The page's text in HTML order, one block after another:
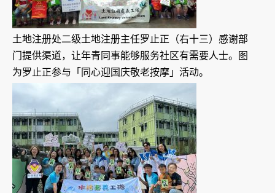
土地注册处二级土地注册主任罗止正（右十三）感谢部
门提供渠道，让年青同事能够服务社区有需要人士。图
为罗止正参与「同心迎国庆敬老按摩」活动。